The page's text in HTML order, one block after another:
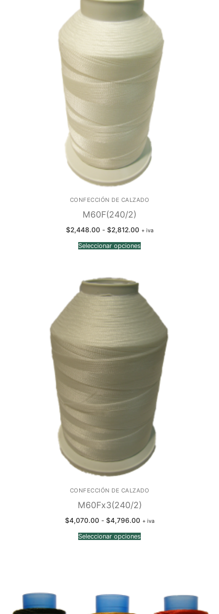
CONFECCIÓN DE CALZADO
M60F(240/2)
$2,448.00 - $2,812.00Rango
precios:
desde
+ iva
Seleccionar opciones
CONFECCIÓN DE CALZADO
M60Fx3(240/2)
$4,070.00 - $4,796.00Rango
precios:
desde
+ iva
Seleccionar opciones